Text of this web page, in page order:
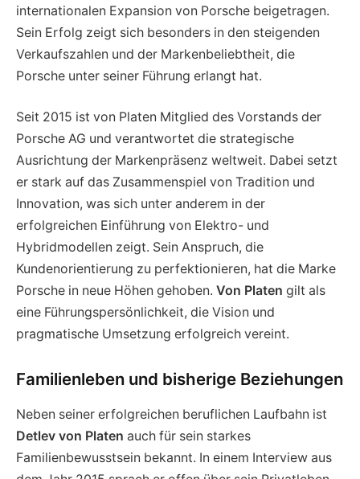
internationalen Expansion von Porsche beigetragen.
Sein Erfolg zeigt sich besonders in den steigenden
Verkaufszahlen und der Markenbeliebtheit, die
Porsche unter seiner Führung erlangt hat.
Seit 2015 ist von Platen Mitglied des Vorstands der
Porsche AG und verantwortet die strategische
Ausrichtung der Markenpräsenz weltweit. Dabei setzt
er stark auf das Zusammenspiel von Tradition und
Innovation, was sich unter anderem in der
erfolgreichen Einführung von Elektro- und
Hybridmodellen zeigt. Sein Anspruch, die
Kundenorientierung zu perfektionieren, hat die Marke
Porsche in neue Höhen gehoben. Von Platen gilt als
eine Führungspersönlichkeit, die Vision und
pragmatische Umsetzung erfolgreich vereint.
Familienleben und bisherige Beziehungen
Neben seiner erfolgreichen beruflichen Laufbahn ist
Detlev von Platen auch für sein starkes
Familienbewusstsein bekannt. In einem Interview aus